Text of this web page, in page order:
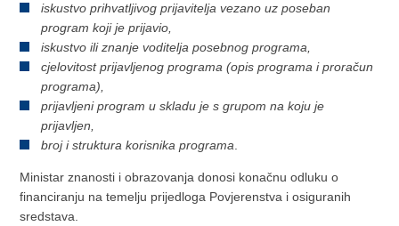
iskustvo prihvatljivog prijavitelja vezano uz poseban
program koji je prijavio,
iskustvo ili znanje voditelja posebnog programa,
cjelovitost prijavljenog programa (opis programa i proračun
programa),
prijavljeni program u skladu je s grupom na koju je
prijavljen,
broj i struktura korisnika programa
Ministar znanosti i obrazovanja donosi konačnu odluku o
financiranju na temelju prijedloga Povjerenstva i osiguranih
sredstava.